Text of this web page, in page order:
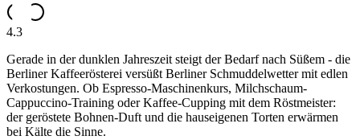
4.3
Gerade in der dunklen Jahreszeit steigt der Bedarf nach Süßem - die
Berliner Kaffeerösterei versüßt Berliner Schmuddelwetter mit edlen
Verkostungen. Ob Espresso-Maschinenkurs, Milchschaum-
Cappuccino-Training oder Kaffee-Cupping mit dem Röstmeister:
der geröstete Bohnen-Duft und die hauseigenen Torten erwärmen
bei Kälte die Sinne.